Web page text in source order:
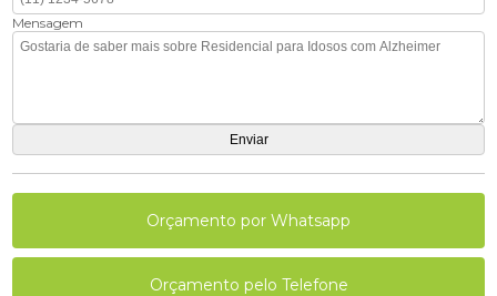
Mensagem
Orçamento por Whatsapp
Orçamento pelo Telefone